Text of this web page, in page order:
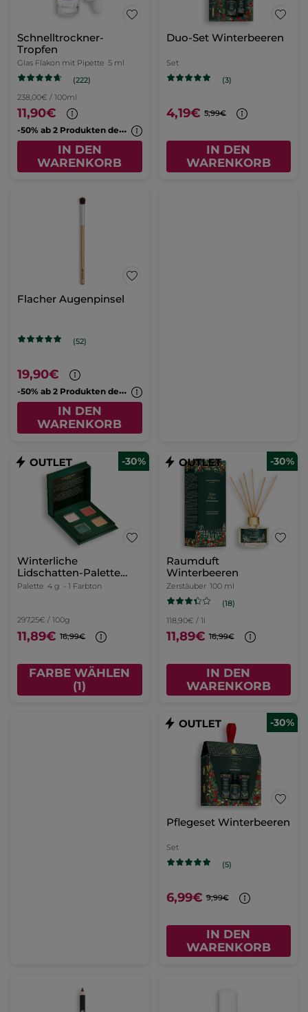
Schnelltrockner-
Tropfen
Glas Flakon mit Pipette 5 ml
(222)
238,00€ / 100ml
11,90€
-
50% ab 2 Produkten deiner Wahl
IN DEN
WARENKORB
Duo-Set Winterbeeren
Set
(3)
4,19€ 5,99€
IN DEN
WARENKORB
Flacher Augenpinsel
(52)
19,90€
-
50% ab 2 Produkten deiner Wahl
IN DEN
WARENKORB
-30%
Winterliche
Lidschatten-Palette
Blick – Limited Edition
Palette 4 g - 1 Farbton
297,25€ / 100g
11,89€ 16,99€
FARBE WÄHLEN
(1)
-30%
Raumduft
Winterbeeren
Zerstäuber 100 ml
(18)
118,90€ / 1l
11,89€ 16,99€
IN DEN
WARENKORB
-30%
Pflegeset Winterbeeren
Set
(5)
6,99€ 9,99€
IN DEN
WARENKORB